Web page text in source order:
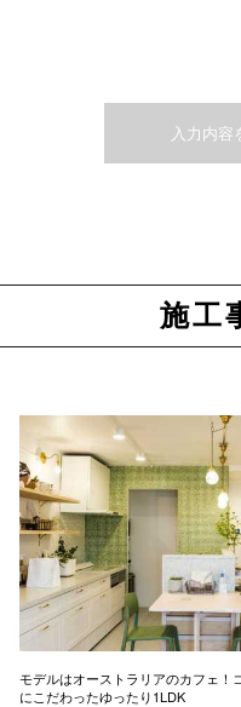
施工
モデルはオーストラリアのカフェ！
にこだわったゆったり1LDK